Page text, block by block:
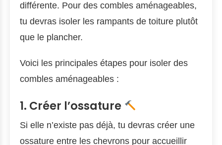
différente. Pour des combles aménageables,
tu devras isoler les rampants de toiture plutôt
que le plancher.
Voici les principales étapes pour isoler des
combles aménageables :
1. Créer l’ossature
Si elle n’existe pas déjà, tu devras créer une
ossature entre les chevrons pour accueillir